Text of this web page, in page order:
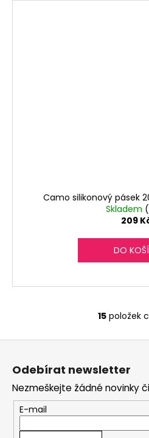
Camo silikonový pásek
Skladem
209
DO
O
v
a
c
í
p
15položek
Z
Odebírat newsletter
Nezmeškejte žádné novinky
E-mail